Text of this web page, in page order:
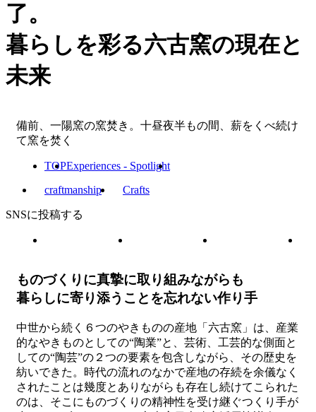
了。
暮らしを彩る六古窯の現在と
未来
備前、一陽窯の窯焚き。十昼夜半もの間、薪をくべ続け
て窯を焚く
TOPExperiences - Spotlight
craftmanship
Crafts
SNSに投稿する
ものづくりに真摯に取り組みながらも
暮らしに寄り添うことを忘れない作り手
中世から続く６つのやきものの産地「六古窯」は、産業
的なやきものとしての“陶業”と、芸術、工芸的な側面と
しての“陶芸”の２つの要素を包含しながら、その歴史を
紡いできた。時代の流れのなかで産地の存続を余儀なく
されたことは幾度とありながらも存在し続けてこられた
のは、そこにものづくりの精神性を受け継ぐつくり手が